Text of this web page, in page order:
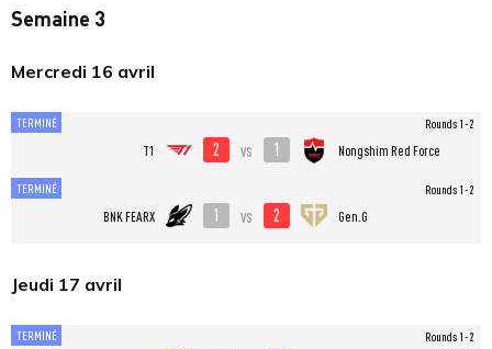
Semaine 3
Mercredi 16 avril
TERMINÉ
T1 2 vs 1 Nongshim Red Force
Rounds 1-2
TERMINÉ
BNK FEARX 1 vs 2 Gen.G
Rounds 1-2
Jeudi 17 avril
TERMINÉ Rounds 1-2